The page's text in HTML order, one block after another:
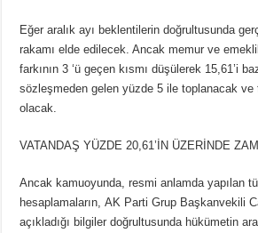
Eğer aralık ayı beklentilerin doğrultusunda
rakamı elde edilecek. Ancak memur ve
farkının 3 ‘ü geçen kısmı düşülerek 15,61’i
sözleşmeden gelen yüzde 5 ile toplanacak ve
olacak.
VATANDAŞ YÜZDE 20,61’İN ÜZERİNDE
Ancak kamuoyunda, resmi anlamda yapılan
hesaplamaların, AK Parti Grup Başkanvekili
açıkladığı bilgiler doğrultusunda hükümetin